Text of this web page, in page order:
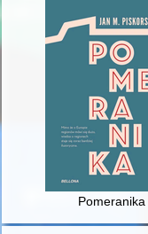
Pomeranika